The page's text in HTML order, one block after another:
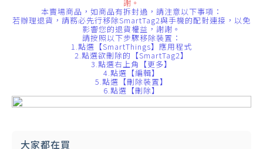
謝。
本賣場商品，如商品有拆封過，請注意以下事項：
若辦理退貨，請務必先行移除SmartTag2與手機的配對連接，以免
影響您的退貨權益，謝謝。
請按照以下步驟移除裝置：
1.點選【SmartThings】應用程式
2.點選欲刪除的【SmartTag2】
3.點選右上角【更多】
4.點選【編輯】
5.點選【刪除裝置】
6.點選【刪除】
大家都在買